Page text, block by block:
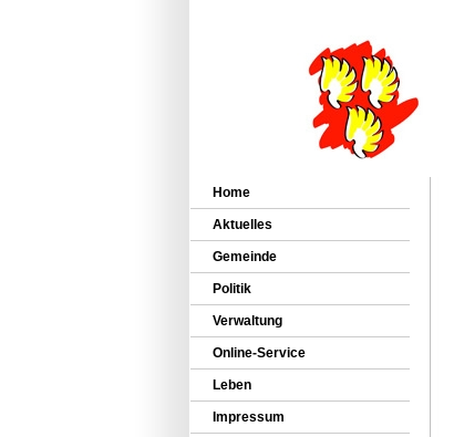
Home
Aktuelles
Gemeinde
Politik
Verwaltung
Online-Service
Leben
Impressum